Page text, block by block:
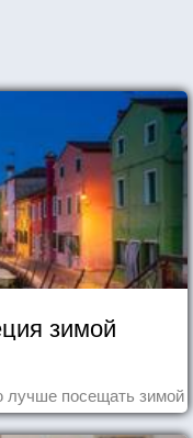
зимой
лучше посещать зимой